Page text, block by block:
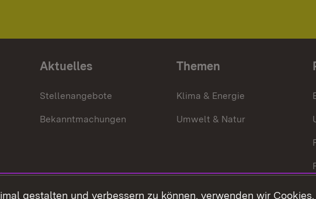
Aktuelles
Stellenangebote
Bekanntmachungen
Themen
Klima & Energie
Umwelt & Natur
gestalten und verbessern zu können, verwenden wir Cookies.